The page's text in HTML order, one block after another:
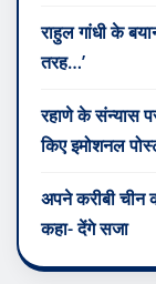
राहुल गांधी के
तरह…’
रहाणे के संन्यास
किए इमोशनल
अपने करीबी चीन
कहा- देंगे सजा